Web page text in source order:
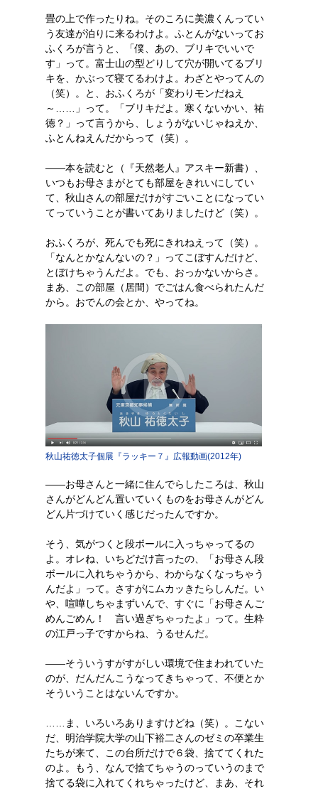
畳の上で作ったりね。そのころに美濃くんってい
う友達が泊りに来るわけよ。ふとんがないってお
ふくろが言うと、「僕、あの、ブリキでいいで
す」って。富士山の型どりして穴が開いてるブリ
キを、かぶって寝てるわけよ。わざとやってんの
（笑）。と、おふくろが「変わりモンだねえ
～……」って。「ブリキだよ。寒くないかい、祐
徳？」って言うから、しょうがないじゃねえか、
ふとんねえんだからって（笑）。
――本を読むと（『天然老人』アスキー新書）、
いつもお母さまがとても部屋をきれいにしてい
て、秋山さんの部屋だけがすごいことになってい
てっていうことが書いてありましたけど（笑）。
おふくろが、死んでも死にきれねえって（笑）。
「なんとかなんないの？」ってこぼすんだけど、
とぼけちゃうんだよ。でも、おっかないからさ。
まあ、この部屋（居間）でごはん食べられたんだ
から。おでんの会とか、やってね。
秋山祐徳太子個展『ラッキー７』広報動画(2012年)
――お母さんと一緒に住んでらしたころは、秋山
さんがどんどん置いていくものをお母さんがどん
どん片づけていく感じだったんですか。
そう、気がつくと段ボールに入っちゃってるの
よ。オレね、いちどだけ言ったの、「お母さん段
ボールに入れちゃうから、わからなくなっちゃう
んだよ」って。さすがにムカッきたらしんだ。い
や、喧嘩しちゃまずいんで、すぐに「お母さんご
めんごめん！ 言い過ぎちゃったよ」って。生粋
の江戸っ子ですからね、うるせんだ。
――そういうすがすがしい環境で住まわれていた
のが、だんだんこうなってきちゃって、不便とか
そういうことはないんですか。
……ま、いろいろありますけどね（笑）。こない
だ、明治学院大学の山下裕二さんのゼミの卒業生
たちが来て、この台所だけで６袋、捨ててくれた
のよ。もう、なんで捨てちゃうのっていうのまで
捨てる袋に入れてくれちゃったけど、まあ、それ